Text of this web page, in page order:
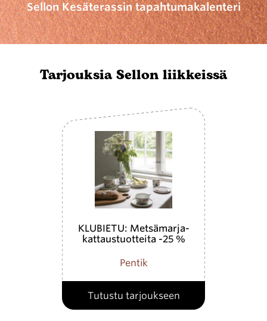
Sellon Kesäterassin tapahtumakalenteri
Tarjouksia Sellon liikkeissä
KLUBIETU: Metsämarja-
kattaustuotteita -25 %
Pentik
Tutustu tarjoukseen